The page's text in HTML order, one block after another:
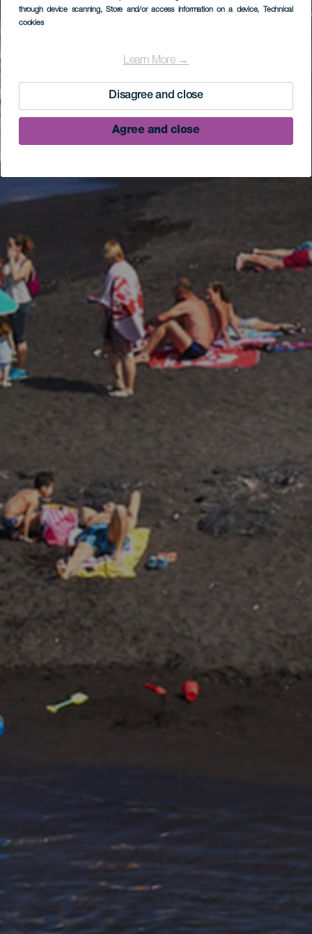
through device scanning, Store and/or access information on a device, Technical
cookies
Learn More →
Disagree and close
Agree and close